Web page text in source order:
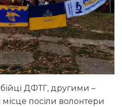
ДФТГ, другими –
посіли волонтери